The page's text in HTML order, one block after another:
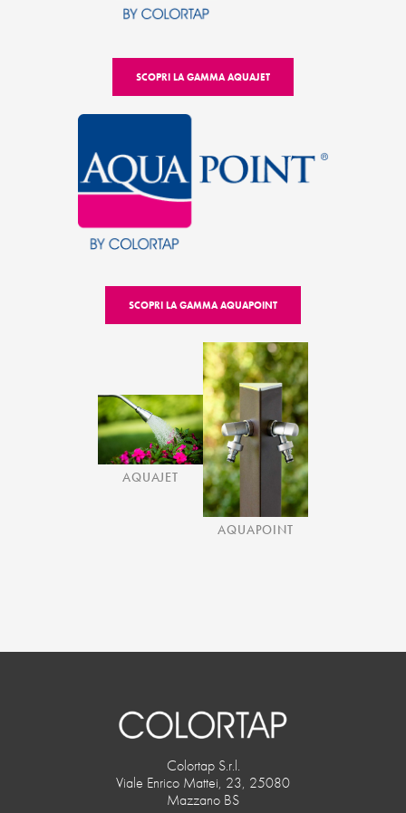
SCOPRI LA GAMMA AQUAJET
SCOPRI LA GAMMA AQUAPOINT
AQUAJET
AQUAPOINT
Colortap S.r.l.
Viale Enrico Mattei, 23, 25080
Mazzano BS